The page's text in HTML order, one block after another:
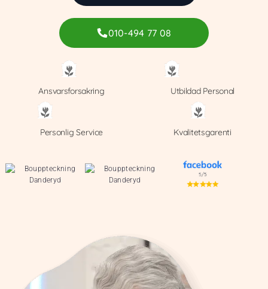
010-494 77 08
Ansvarsforsakring Utbildad Personal
Personlig Service Kvalitetsgarenti